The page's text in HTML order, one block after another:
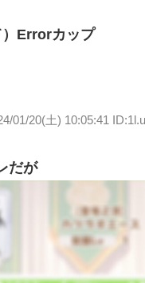
）Errorカップ
01/20(土) 10:05:41
だが